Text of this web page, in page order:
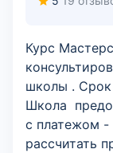
Курс
школы . Срок
Школа
с платежом -
рассчитать